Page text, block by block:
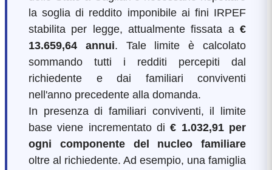
la soglia di reddito imponibile ai fini IRPEF
stabilita per legge, attualmente fissata a €
13.659,64 annui. Tale limite è calcolato
sommando tutti i redditi percepiti dal
richiedente e dai familiari conviventi
nell'anno precedente alla domanda.
In presenza di familiari conviventi, il limite
base viene incrementato di€ 1.032,91 per
ogni componente del nucleo familiare
oltre al richiedente. Ad esempio, una famiglia